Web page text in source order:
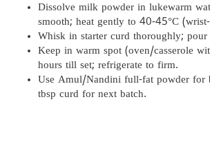
Dissolve milk powder in lukewarm
smooth; heat gently to 40-45°C
Whisk in starter curd thoroughly;
Keep in warm spot (oven/casserole
hours till set; refrigerate to firm.
Use Amul/Nandini full-fat powder for
tbsp curd for next batch.